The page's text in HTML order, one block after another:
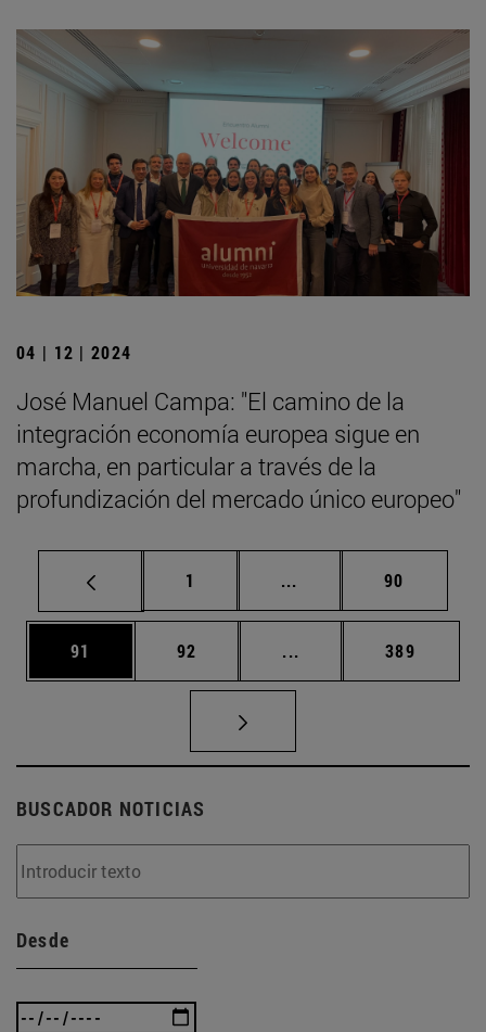
04 | 12 | 2024
José Manuel Campa: "El camino de la
integración economía europea sigue en
marcha, en particular a través de la
profundización del mercado único europeo"
Página
1 ... Páginas intermedias
Página
90
Página
91 Página
92 ... Páginas intermedias
Página
389
BUSCADOR NOTICIAS
Desde